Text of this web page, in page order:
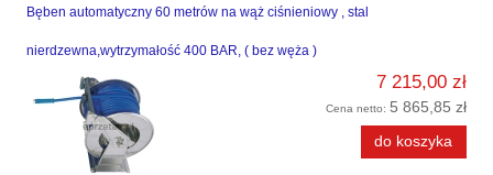
Bęben automatyczny 60 metrów na wąż ciśnieniowy , stal
nierdzewna,wytrzymałość 400 BAR, ( bez węża )
7 215,00 zł
Cena netto: 5 865,85 zł
do koszyka